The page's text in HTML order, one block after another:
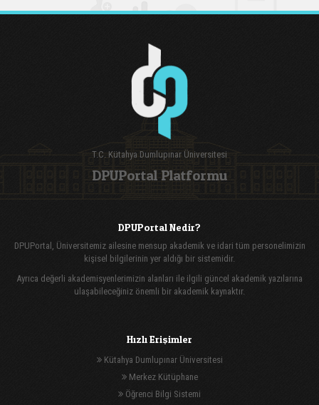
T.C. Kütahya Dumlupınar Üniversitesi
DPUPortal Platformu
DPUPortal Nedir?
DPUPortal, Üniversitemiz ailesine mensup akademik ve idari tüm personelimizin
kişisel bilgilerinin yer aldığı bir sistemidir.
Ayrıca değerli akademisyenlerimizin alanları ile ilgili güncel akademik yazılarına
ulaşabileceğiniz önemli bir akademik kaynaktır.
Hızlı Erişimler
Kütahya Dumlupınar Üniversitesi
Merkez Kütüphane
Öğrenci Bilgi Sistemi